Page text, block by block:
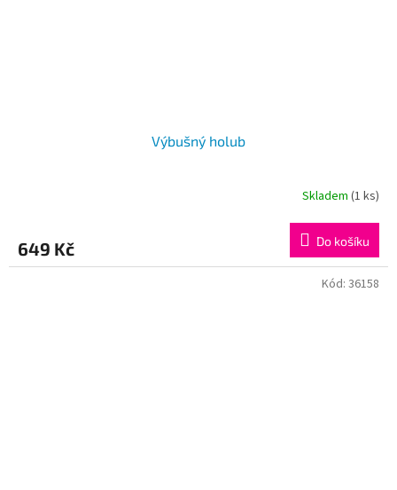
Výbušný holub
Skladem (1 ks)
649 Kč Do košíku
Kód: 36158